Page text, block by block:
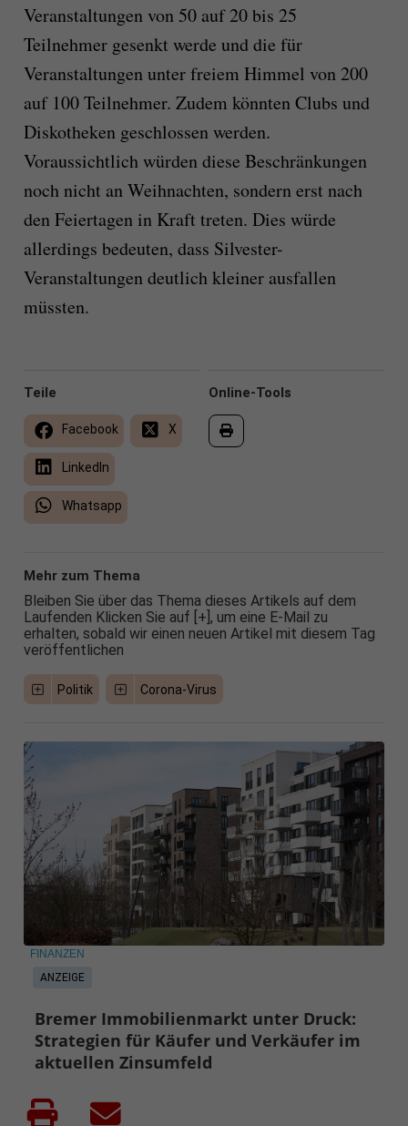
Veranstaltungen von 50 auf 20 bis 25
Teilnehmer gesenkt werde und die für
Veranstaltungen unter freiem Himmel von 200
auf 100 Teilnehmer. Zudem könnten Clubs und
Diskotheken geschlossen werden.
Voraussichtlich würden diese Beschränkungen
noch nicht an Weihnachten, sondern erst nach
den Feiertagen in Kraft treten. Dies würde
allerdings bedeuten, dass Silvester-
Veranstaltungen deutlich kleiner ausfallen
müssten.
Online-Tools
Teile
Facebook X
LinkedIn
Whatsapp
Mehr zum Thema
Bleiben Sie über das Thema dieses Artikels auf dem
Laufenden Klicken Sie auf [+], um eine E-Mail zu
erhalten, sobald wir einen neuen Artikel mit diesem Tag
veröffentlichen
Politik Corona-Virus
ANZEIGE
FINANZEN
Bremer Immobilienmarkt unter Druck:
Strategien für Käufer und Verkäufer im
aktuellen Zinsumfeld